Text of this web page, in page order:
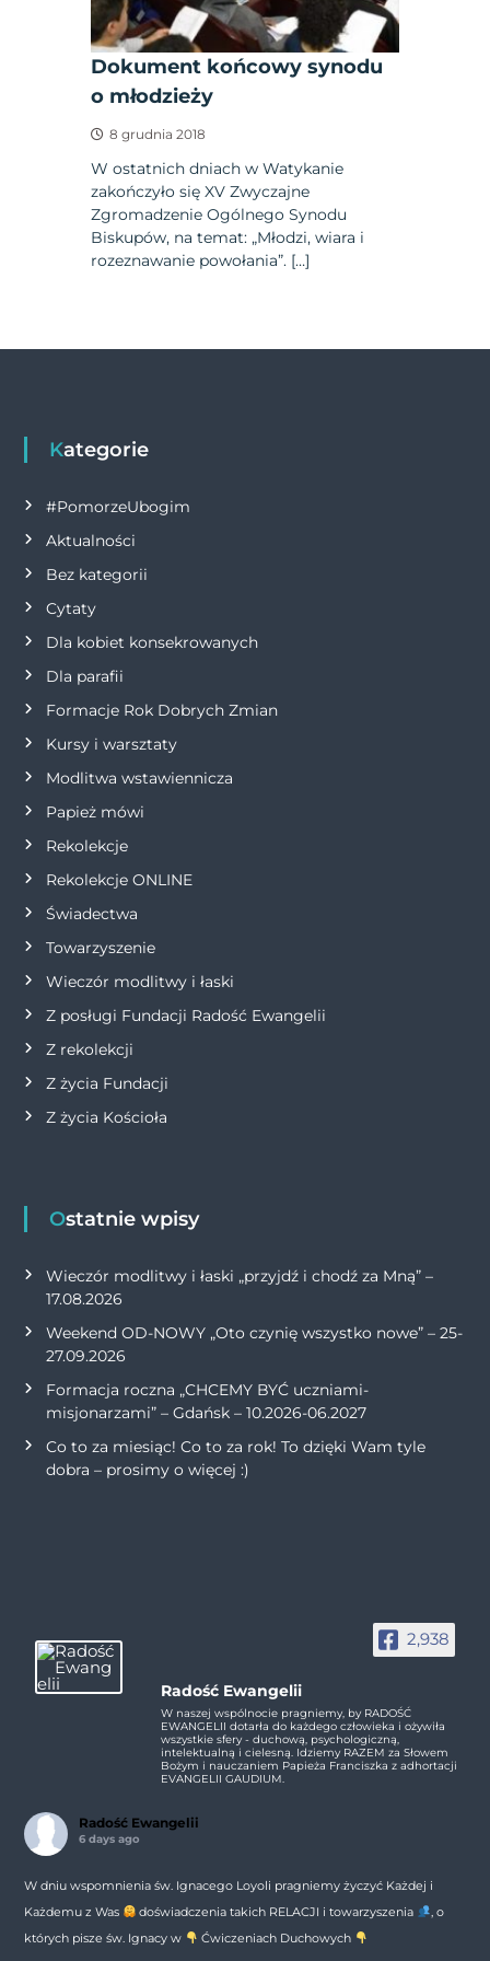
Dokument końcowy synodu
o młodzieży
8 grudnia 2018
W ostatnich dniach w Watykanie
zakończyło się XV Zwyczajne
Zgromadzenie Ogólnego Synodu
Biskupów, na temat: „Młodzi, wiara i
rozeznawanie powołania”. […]
Kategorie
#PomorzeUbogim
Aktualności
Bez kategorii
Cytaty
Dla kobiet konsekrowanych
Dla parafii
Formacje Rok Dobrych Zmian
Kursy i warsztaty
Modlitwa wstawiennicza
Papież mówi
Rekolekcje
Rekolekcje ONLINE
Świadectwa
Towarzyszenie
Wieczór modlitwy i łaski
Z posługi Fundacji Radość Ewangelii
Z rekolekcji
Z życia Fundacji
Z życia Kościoła
Ostatnie wpisy
Wieczór modlitwy i łaski „przyjdź i chodź za Mną” –
17.08.2026
Weekend OD-NOWY „Oto czynię wszystko nowe” – 25-
27.09.2026
Formacja roczna „CHCEMY BYĆ uczniami-
misjonarzami” – Gdańsk – 10.2026-06.2027
Co to za miesiąc! Co to za rok! To dzięki Wam tyle
dobra – prosimy o więcej :)
2,938
Radość Ewangelii
W naszej wspólnocie pragniemy, by RADOŚĆ
EWANGELII dotarła do każdego człowieka i ożywiła
wszystkie sfery - duchową, psychologiczną,
intelektualną i cielesną. Idziemy RAZEM za Słowem
Bożym i nauczaniem Papieża Franciszka z adhortacji
EVANGELII GAUDIUM.
Radość Ewangelii
6 days ago
W dniu wspomnienia św. Ignacego Loyoli pragniemy życzyć Każdej i
Każdemu z Was
doświadczenia takich RELACJI i towarzyszenia
, o
których pisze św. Ignacy w
Ćwiczeniach Duchowych